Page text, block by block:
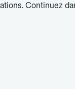
Continuez